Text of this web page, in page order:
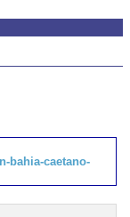
bahia-caetano-